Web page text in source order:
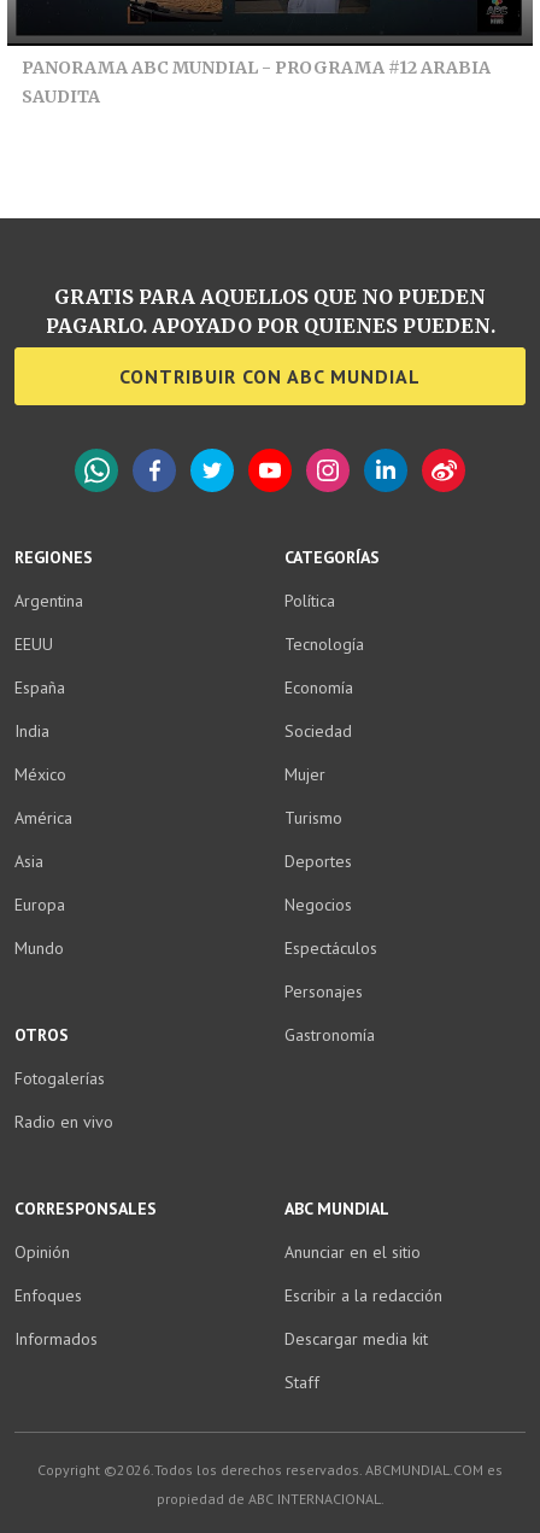
PANORAMA ABC MUNDIAL - PROGRAMA #12 ARABIA
SAUDITA
REGIONES
Argentina
EEUU
España
India
México
América
Asia
Europa
Mundo
CATEGORÍAS
Política
Tecnología
Economía
Sociedad
Mujer
Turismo
Deportes
Negocios
Espectáculos
Personajes
Gastronomía
CORRESPONSALES
Opinión
Enfoques
Informados
OTROS
Fotogalerías
Radio en vivo
ABC MUNDIAL
Anunciar en el sitio
Escribir a la redacción
Descargar media kit
Staff
GRATIS PARA AQUELLOS QUE NO PUEDEN
PAGARLO. APOYADO POR QUIENES PUEDEN.
CONTRIBUIR CON ABC MUNDIAL
Copyright ©2026.Todos los derechos reservados. ABCMUNDIAL.COM es
propiedad de ABC INTERNACIONAL.